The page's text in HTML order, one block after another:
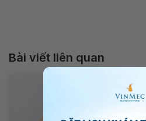
Bài viết liên quan